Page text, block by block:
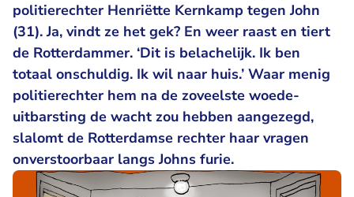
politierechter Henriëtte Kernkamp tegen John
(31). Ja, vindt ze het gek? En weer raast en tiert
de Rotterdammer. ‘Dit is belachelijk. Ik ben
totaal onschuldig. Ik wil naar huis.’ Waar menig
politierechter hem na de zoveelste woede-
uitbarsting de wacht zou hebben aangezegd,
slalomt de Rotterdamse rechter haar vragen
onverstoorbaar langs Johns furie.